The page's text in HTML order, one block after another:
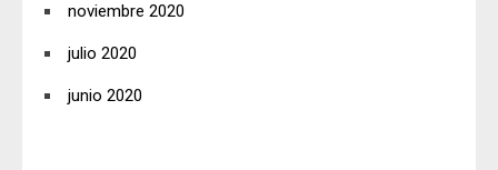
noviembre 2020
julio 2020
junio 2020